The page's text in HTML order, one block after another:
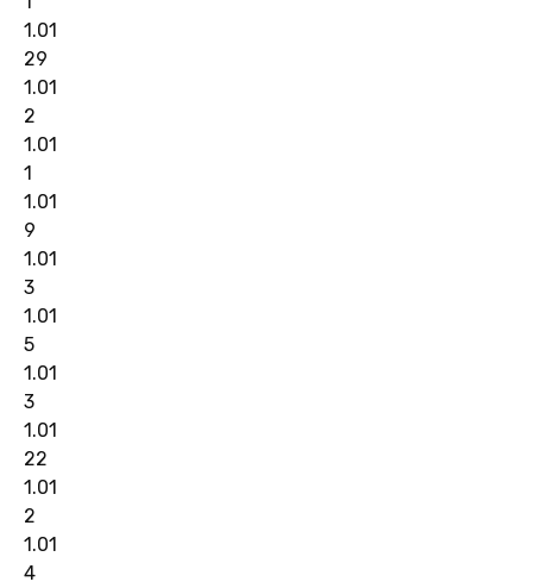
1.01
29
1.01
2
1.01
1
1.01
9
1.01
3
1.01
5
1.01
3
1.01
22
1.01
2
1.01
4